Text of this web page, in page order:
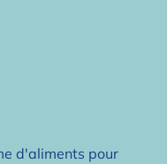
d'aliments pour